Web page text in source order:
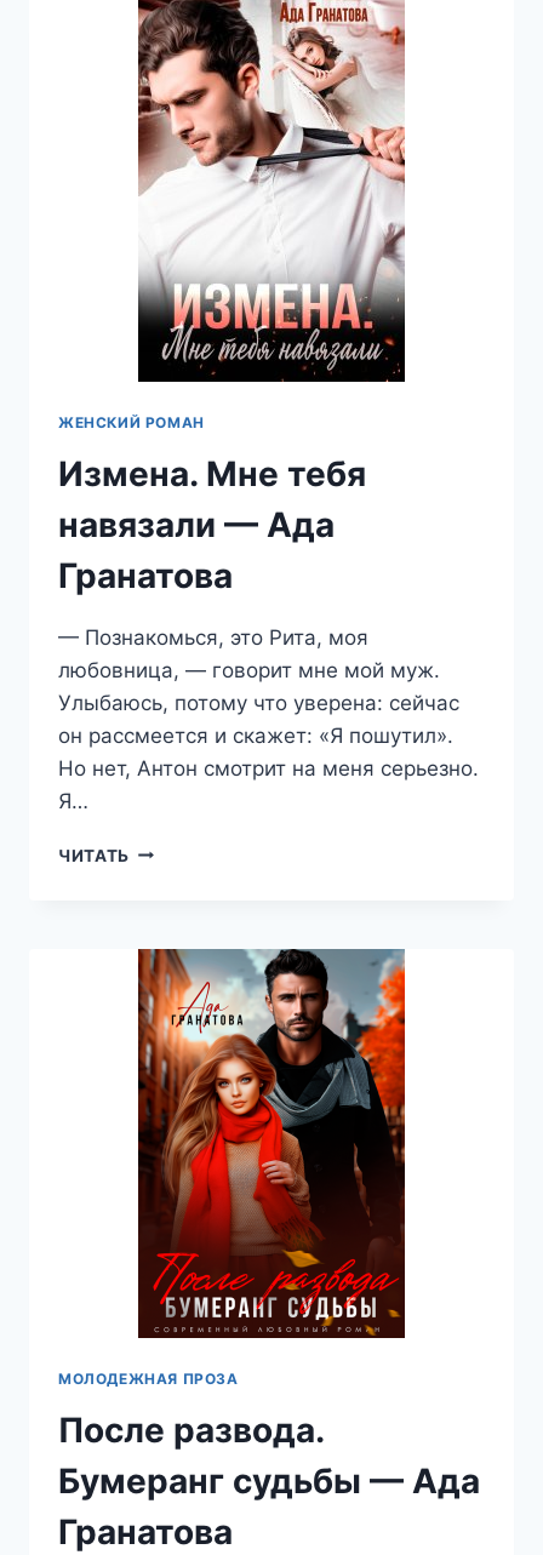
—
АДА
ГРАНАТОВА
ЖЕНСКИЙ РОМАН
Измена. Мне тебя
навязали — Ада
Гранатова
— Познакомься, это Рита, моя
любовница, — говорит мне мой муж.
Улыбаюсь, потому что уверена: сейчас
он рассмеется и скажет: «Я пошутил».
Но нет, Антон смотрит на меня серьезно.
Я…
ЧИТАТЬ ИЗМЕНА.
—
АДА
ГРАНАТОВА
МОЛОДЕЖНАЯ ПРОЗА
После развода.
Бумеранг судьбы — Ада
Гранатова